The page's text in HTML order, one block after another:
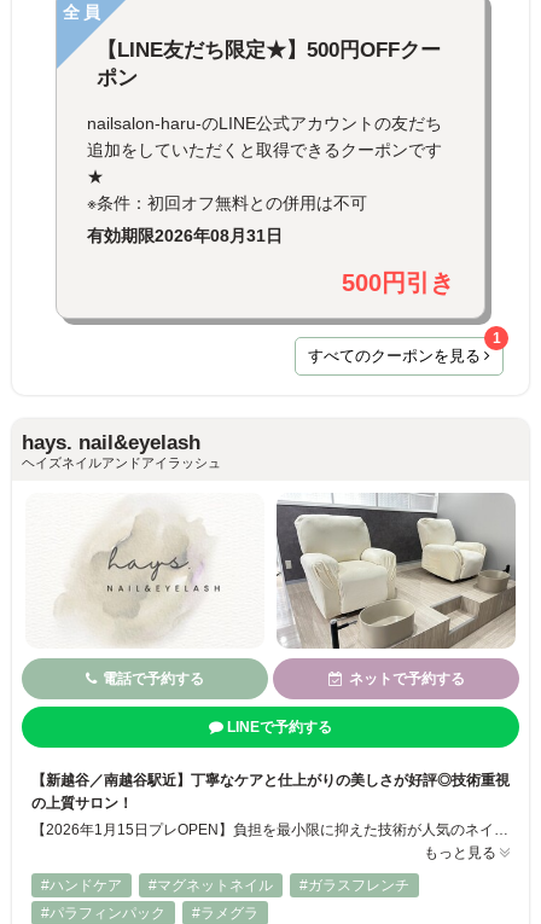
全員
【LINE友だち限定★】500円OFFクー
ポン
nailsalon-haru-のLINE公式アカウントの友だち
追加をしていただくと取得できるクーポンです
★
※条件：初回オフ無料との併用は不可
有効期限2026年08月31日
500円引き
すべてのクーポンを見る
1
hays. nail&eyelash
ヘイズネイルアンドアイラッシュ
電話で予約する ネットで予約する
LINEで予約する
【新越谷／南越谷駅近】丁寧なケアと仕上がりの美しさが好評◎技術重視
の上質サロン！
【2026年1月15日プレOPEN】負担を最小限に抑えた技術が人気のネイル＆まつげサロン。ネイルはパラジェルなど複数のベースを導入し、爪の状態を見極め施術をご提案！全メニューでフィルイン対応、負担を最小限に抑えた高い技術で「持ちの良さ×健康的な爪」を叶えます。まつげは完全無添加のシンプリフィラッシュリフト、LEDラッシュ、＆Healthyなど厳選した技術のみを採用。細かなデザインの再現もお任せを◎
もっと見る
#ハンドケア
#マグネットネイル
#ガラスフレンチ
#パラフィンパック
#ラメグラ